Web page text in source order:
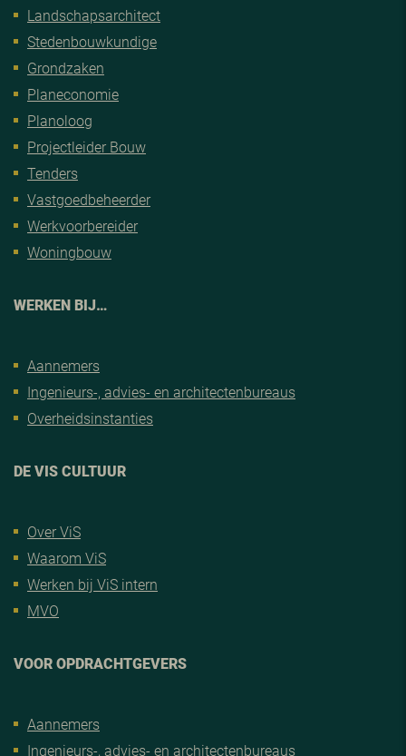
Landschapsarchitect
Stedenbouwkundige
Grondzaken
Planeconomie
Planoloog
Projectleider Bouw
Tenders
Vastgoedbeheerder
Werkvoorbereider
Woningbouw
WERKEN BIJ…
Aannemers
Ingenieurs-, advies- en architectenbureaus
Overheidsinstanties
DE VIS CULTUUR
Over ViS
Waarom ViS
Werken bij ViS intern
MVO
VOOR OPDRACHTGEVERS
Aannemers
Ingenieurs-, advies- en architectenbureaus